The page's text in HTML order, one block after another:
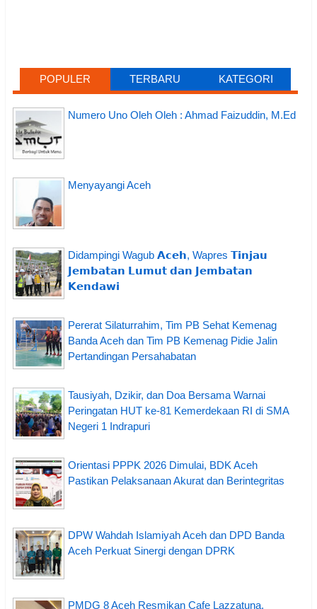
POPULER TERBARU KATEGORI
Numero Uno Oleh Oleh : Ahmad Faizuddin, M.Ed
Menyayangi Aceh
Didampingi Wagub 𝗔𝗰𝗲𝗵, Wapres 𝗧𝗶𝗻𝗷𝗮𝘂
𝗝𝗲𝗺𝗯𝗮𝘁𝗮𝗻 𝗟𝘂𝗺𝘂𝘁 𝗱𝗮𝗻 𝗝𝗲𝗺𝗯𝗮𝘁𝗮𝗻
𝗞𝗲𝗻𝗱𝗮𝘄𝗶
Pererat Silaturrahim, Tim PB Sehat Kemenag
Banda Aceh dan Tim PB Kemenag Pidie Jalin
Pertandingan Persahabatan
Tausiyah, Dzikir, dan Doa Bersama Warnai
Peringatan HUT ke-81 Kemerdekaan RI di SMA
Negeri 1 Indrapuri
Orientasi PPPK 2026 Dimulai, BDK Aceh
Pastikan Pelaksanaan Akurat dan Berintegritas
DPW Wahdah Islamiyah Aceh dan DPD Banda
Aceh Perkuat Sinergi dengan DPRK
PMDG 8 Aceh Resmikan Cafe Lazzatuna,